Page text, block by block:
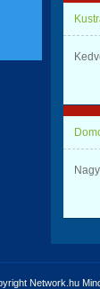
Network.hu